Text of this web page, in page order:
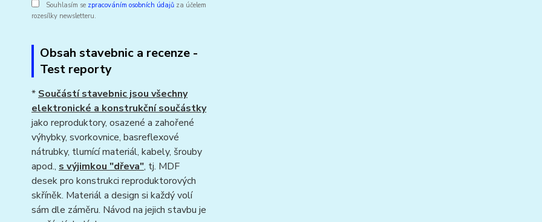
Souhlasím se zpracováním osobních údajů za účelem
rozesílky newsletteru.
Obsah stavebnic a recenze -
Test reporty
* Součástí stavebnic jsou všechny
elektronické a konstrukční součástky
jako reproduktory, osazené a zahořené
výhybky, svorkovnice, basreflexové
nátrubky, tlumící materiál, kabely, šrouby
apod., s výjimkou "dřeva", tj. MDF
desek pro konstrukci reproduktorových
skříněk. Materiál a design si každý volí
sám dle záměru. Návod na jejich stavbu je